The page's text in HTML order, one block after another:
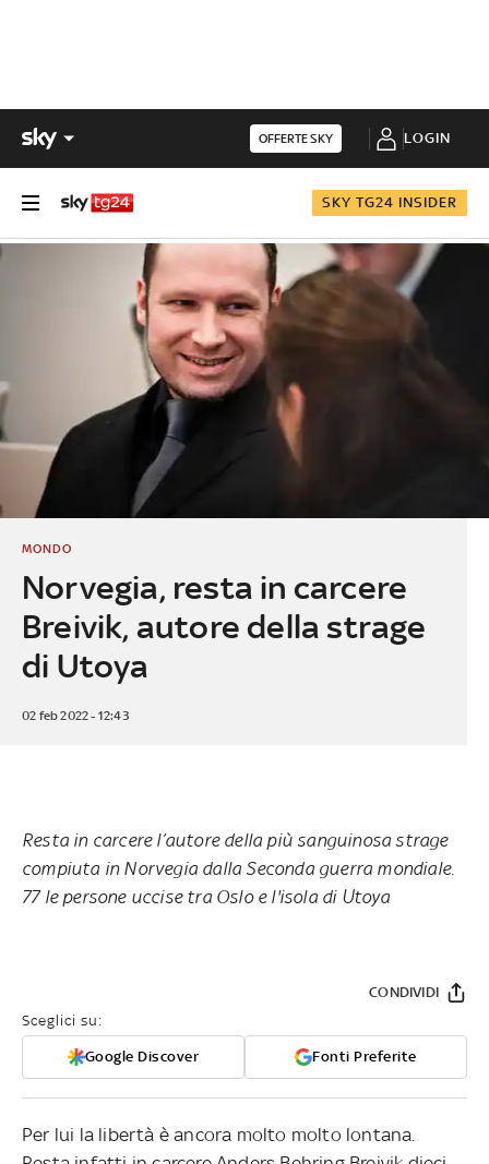
OFFERTE SKY LOGIN
SKY TG24 INSIDER
Norvegia, resta in carcere
Breivik, autore della strage
di Utoya
MONDO
02 feb 2022 - 12:43
Resta in carcere l’autore della più sanguinosa strage
compiuta in Norvegia dalla Seconda guerra mondiale.
77 le persone uccise tra Oslo e l'isola di Utoya
Sceglici su:
Google Discover Fonti Preferite
CONDIVIDI
Per lui la libertà è ancora molto molto lontana.